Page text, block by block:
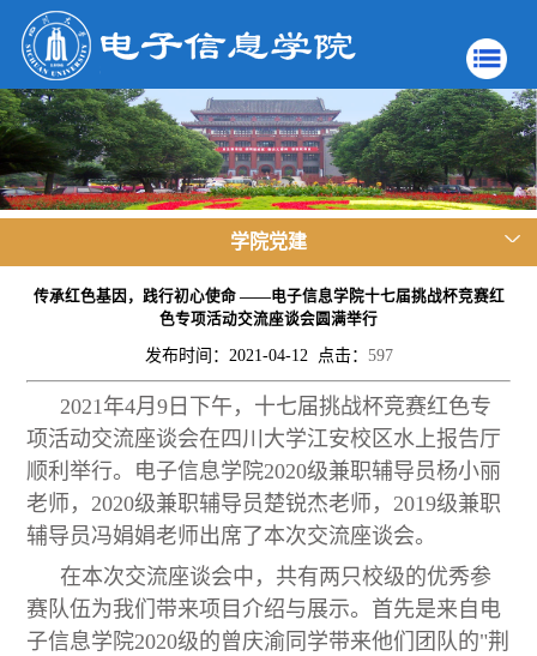
学院党建
传承红色基因，践行初心使命 ——电子信息学院十七届挑战杯竞赛红
色专项活动交流座谈会圆满举行
发布时间：2021-04-12 点击： 597
2021年4月9日下午，十七届挑战杯竞赛红色专
项活动交流座谈会在四川大学江安校区水上报告厅
顺利举行。电子信息学院2020级兼职辅导员杨小丽
老师，2020级兼职辅导员楚锐杰老师，2019级兼职
辅导员冯娟娟老师出席了本次交流座谈会。
在本次交流座谈会中，共有两只校级的优秀参
赛队伍为我们带来项目介绍与展示。首先是来自电
子信息学院2020级的曾庆渝同学带来他们团队的"荆